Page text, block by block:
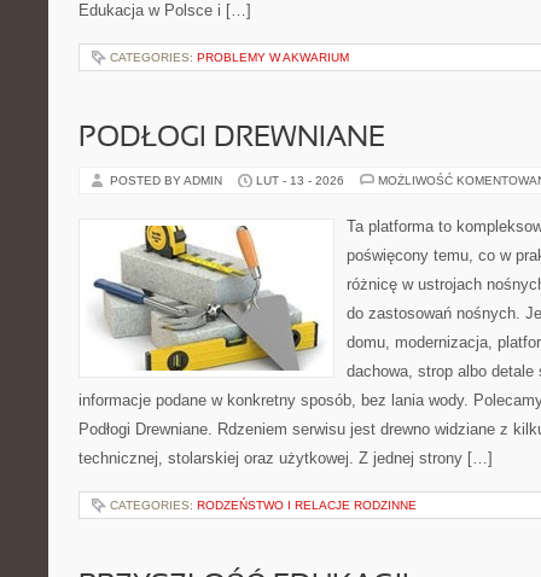
Edukacja w Polsce i […]
CATEGORIES: PROBLEMY W AKWARIUM
PODŁOGI DREWNIANE
POSTED BY ADMIN LUT - 13 - 2026 MOŻLIWOŚĆ
Ta platforma to
poświęcony temu, co w
różnicę w ustrojach
do zastosowań nośnych.
domu, modernizacja,
dachowa, strop albo
informacje podane w konkretny sposób, bez lania wody.
Podłogi Drewniane. Rdzeniem serwisu jest drewno widziane z
technicznej, stolarskiej oraz użytkowej. Z jednej strony […]
CATEGORIES: RODZEŃSTWO I RELACJE RODZINNE